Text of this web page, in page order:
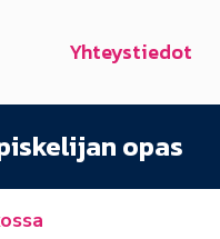
Yhteystiedot
opas